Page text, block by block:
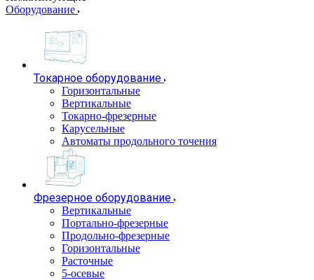
Оборудование
Токарное оборудование
Горизонтальные
Вертикальные
Токарно-фрезерные
Карусельные
Автоматы продольного точения
Фрезерное оборудование
Вертикальные
Портально-фрезерные
Продольно-фрезерные
Горизонтальные
Расточные
5-осевые